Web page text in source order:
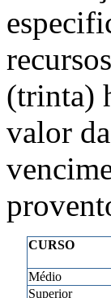
(trinta)
valor
CURSO
Médio
Superior